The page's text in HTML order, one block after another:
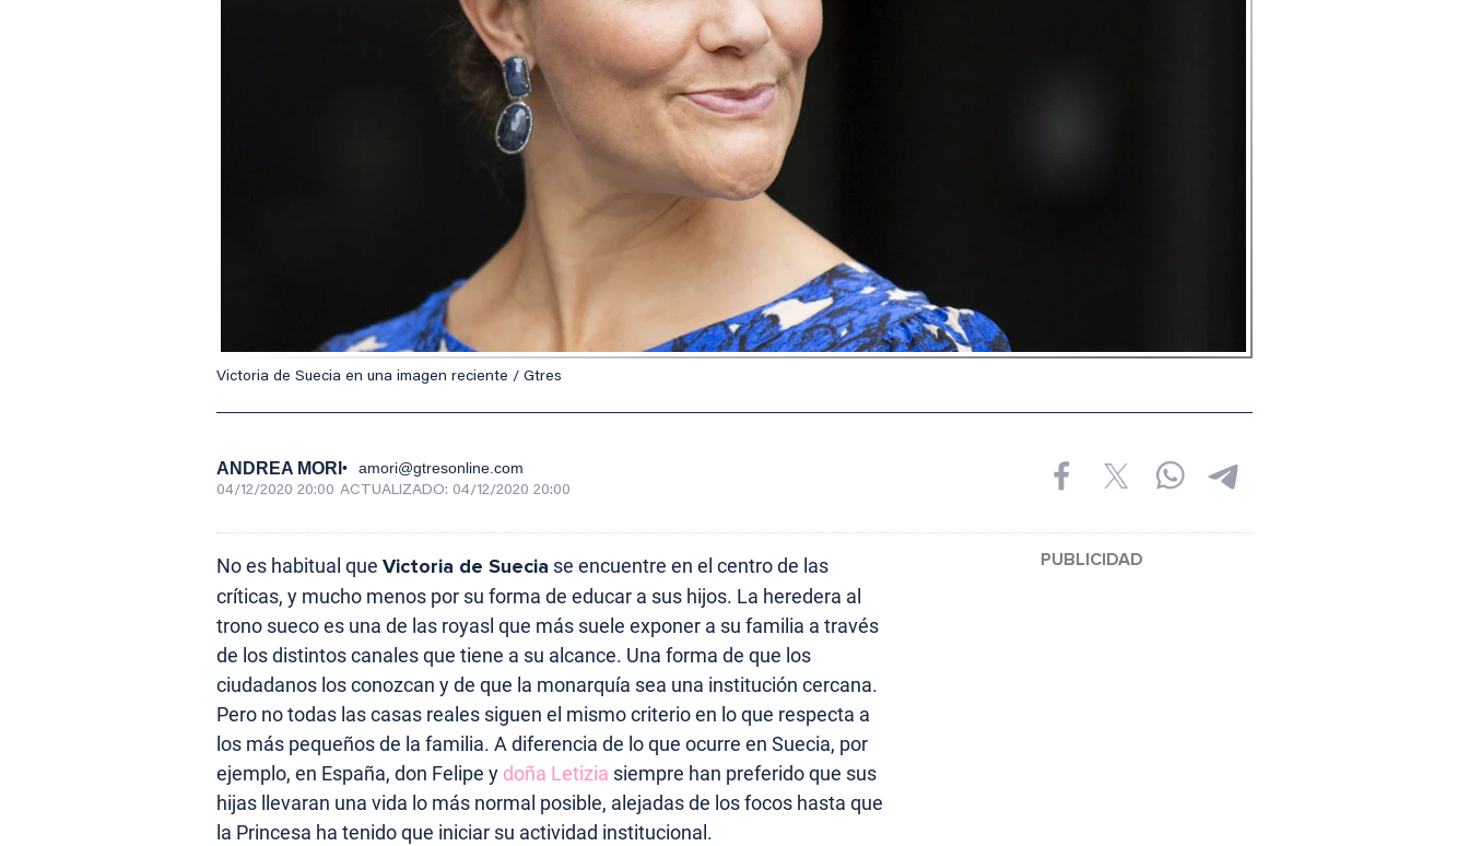
Victoria de Suecia en una imagen reciente / Gtres
ANDREA MORI amori@gtresonline.com
04/12/2020 20:00 ACTUALIZADO: 04/12/2020 20:00
No es habitual que Victoria de Suecia se encuentre en el centro de las
críticas, y mucho menos por su forma de educar a sus hijos. La heredera al
trono sueco es una de las royasl que más suele exponer a su familia a través
de los distintos canales que tiene a su alcance. Una forma de que los
ciudadanos los conozcan y de que la monarquía sea una institución cercana.
Pero no todas las casas reales siguen el mismo criterio en lo que respecta a
los más pequeños de la familia. A diferencia de lo que ocurre en Suecia, por
ejemplo, en España, don Felipe y doña Letizia siempre han preferido que sus
hijas llevaran una vida lo más normal posible, alejadas de los focos hasta que
la Princesa ha tenido que iniciar su actividad institucional.